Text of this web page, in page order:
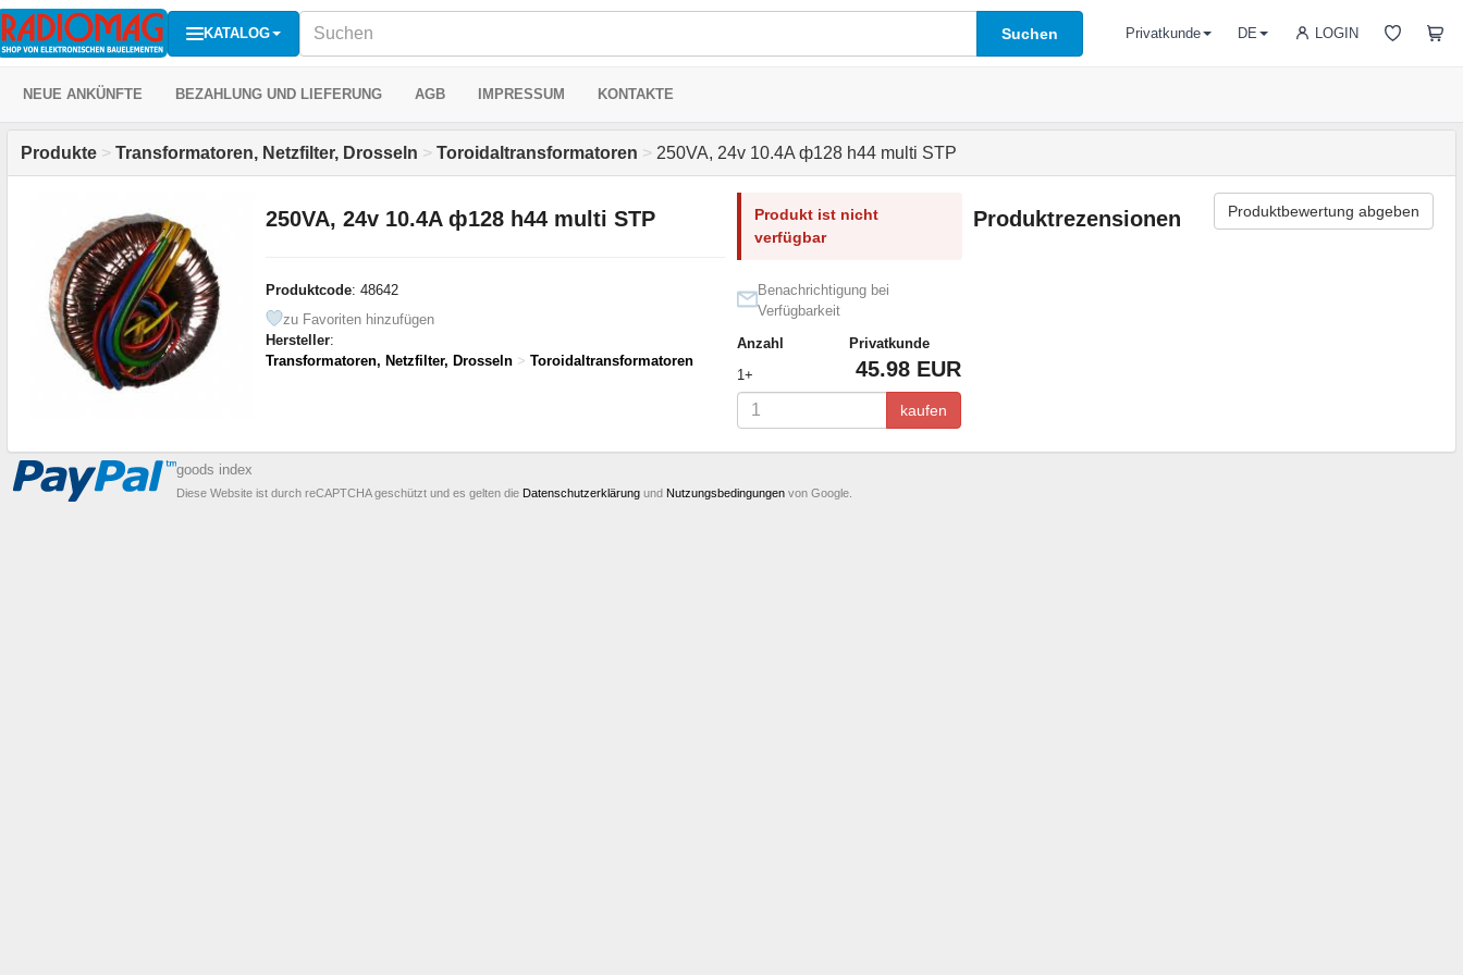
KATALOG Suchen LOGIN
Privatkunde DE
NEUE ANKÜNFTE BEZAHLUNG UND LIEFERUNG AGB IMPRESSUM KONTAKTE
Produkte > Transformatoren, Netzfilter, Drosseln > Toroidaltransformatoren > 250VA, 24v 10.4A ф128 h44 multi STP
250VA, 24v 10.4A ф128 h44 multi STP
Produktcode: 48642
zu Favoriten hinzufügen
Hersteller:
Transformatoren, Netzfilter, Drosseln > Toroidaltransformatoren
Produkt ist nicht
verfügbar
Benachrichtigung bei
Verfügbarkeit
Anzahl
Privatkunde
1+
45.98 EUR
kaufen
Produktrezensionen Produktbewertung abgeben
goods index
Diese Website ist durch reCAPTCHA geschützt und es gelten die Datenschutzerklärung und Nutzungsbedingungen von Google.